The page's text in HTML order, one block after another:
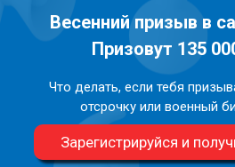
Весенний призыв в
Призовут 135
Что делать, если тебя
отсрочку или военный
Зарегистрируйся и